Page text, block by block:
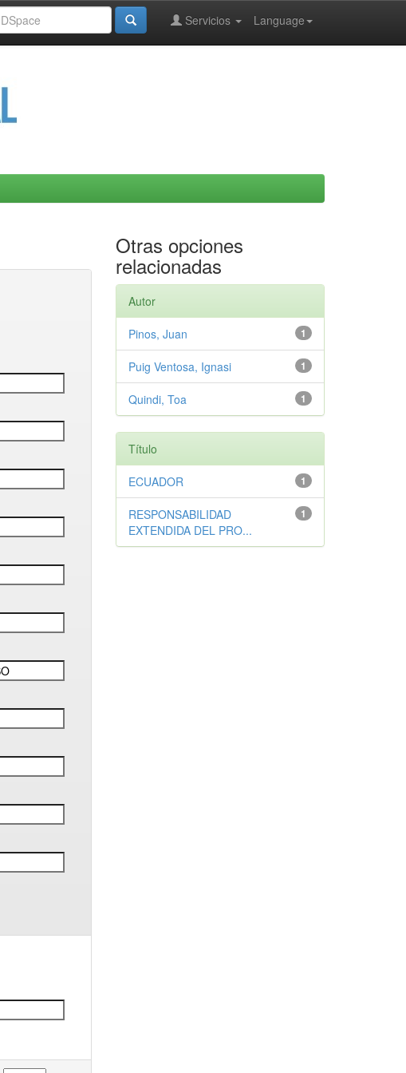
Language
Servicios
Otras opciones
relacionadas
Autor
1
Pinos, Juan
1
Puig Ventosa, Ignasi
1
Quindi, Toa
Título
1
ECUADOR
1
RESPONSABILIDAD
EXTENDIDA DEL PRO...